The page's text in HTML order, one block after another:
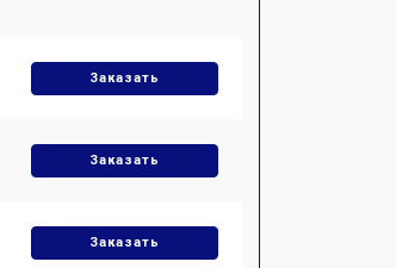
Заказать
Заказать
Заказать